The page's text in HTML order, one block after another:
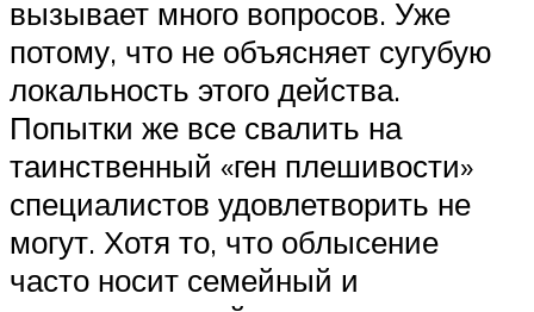
вызывает много вопросов. Уже
потому, что не объясняет сугубую
локальность этого действа.
Попытки же все свалить на
таинственный «ген плешивости»
специалистов удовлетворить не
могут. Хотя то, что облысение
часто носит семейный и